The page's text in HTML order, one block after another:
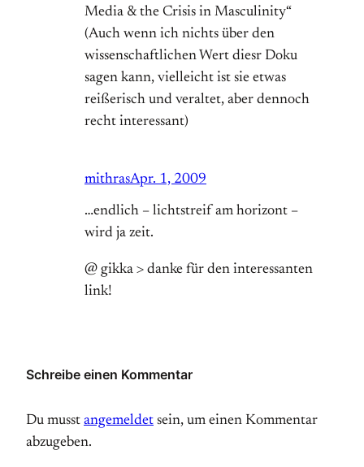
Media & the Crisis in Masculinity“
(Auch wenn ich nichts über den
wissenschaftlichen Wert diesr Doku
sagen kann, vielleicht ist sie etwas
reißerisch und veraltet, aber dennoch
recht interessant)
mithrasApr. 1, 2009
…endlich – lichtstreif am horizont –
wird ja zeit.
@ gikka > danke für den interessanten
link!
Schreibe einen Kommentar
Du musst angemeldet sein, um einen Kommentar
abzugeben.